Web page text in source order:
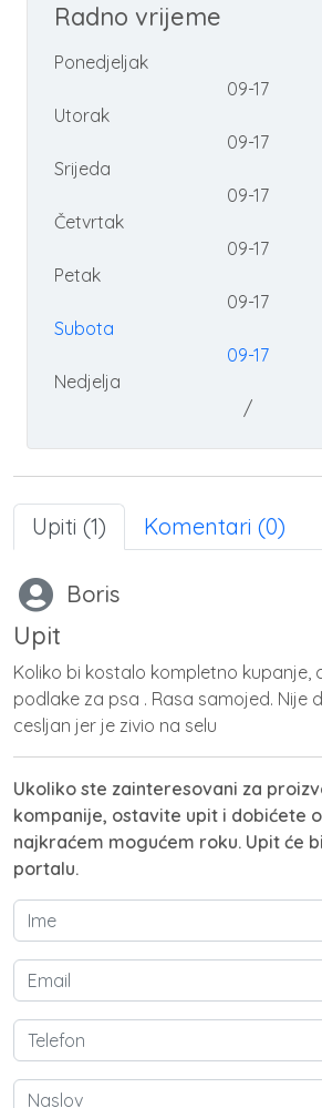
Radno vrijeme
Ponedjeljak
09-17
Utorak
09-17
Srijeda
09-17
Četvrtak
09-17
Petak
09-17
Subota
09-17
Nedjelja
/
Upiti (1) Komentari (0)
Boris
Upit
Koliko bi kostalo kompletno kupanje,
podlake za psa . Rasa samojed. Nije
cesljan jer je zivio na selu
Ukoliko ste zainteresovani za
kompanije, ostavite upit i dobićete
najkraćem mogućem roku. Upit će
portalu.